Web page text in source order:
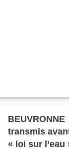
transmis
« loi sur